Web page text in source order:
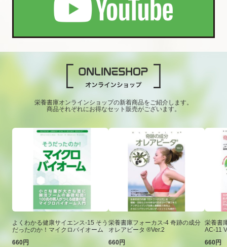
栄養書庫オンラインショップの新着商品をご紹介します。
商品それぞれにお得なセット販売がございます。
よくわかる健康サイエンス-15 そう
だったのか！マイクロバイオーム
660円
栄養書庫フォーカス-4 奇跡の成分
オレアビータ ®Ver.2
660円
栄養書
AC-11
660円